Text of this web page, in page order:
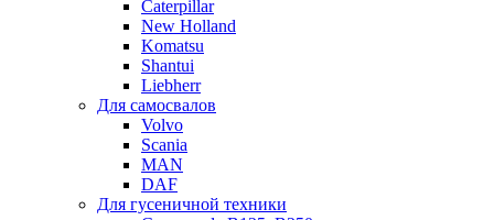
Caterpillar
New Holland
Komatsu
Shantui
Liebherr
Для самосвалов
Volvo
Scania
MAN
DAF
Для гусеничной техники